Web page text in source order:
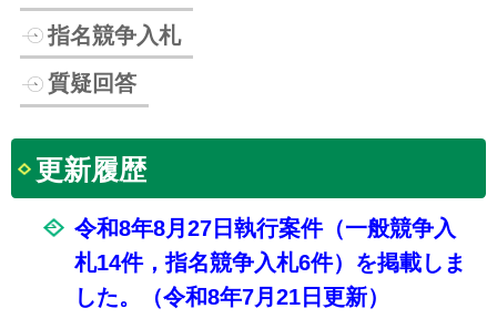
指名競争入札
質疑回答
更新履歴
令和8年8月27日執行案件（一般競争入
札14件，指名競争⼊札6件）を掲載しま
した。（令和8年7月21日更新）